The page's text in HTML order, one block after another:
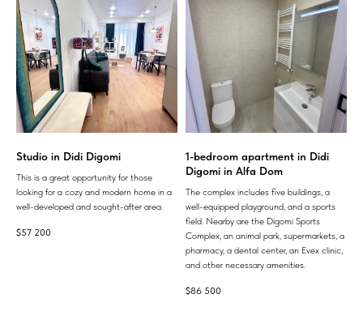
Studio in Didi Digomi
This is a great opportunity for those
looking for a cozy and modern home in a
well-developed and sought-after area.
$57 200
1-bedroom apartment in Didi
Digomi in Alfa Dom
The complex includes five buildings, a
well-equipped playground, and a sports
field. Nearby are the Digomi Sports
Complex, an animal park, supermarkets, a
pharmacy, a dental center, an Evex clinic,
and other necessary amenities.
$86 500